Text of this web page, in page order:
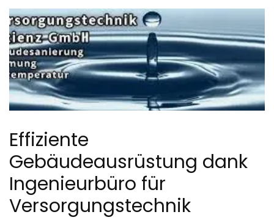
Effiziente
Gebäudeausrüstung dank
Ingenieurbüro für
Versorgungstechnik